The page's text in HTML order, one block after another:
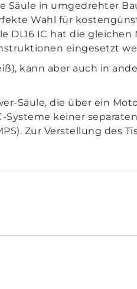
Säule in umgedrehter
Wahl für
DL16 IC hat die
eingesetzt
kann aber auch in
Säule, die über ein
Systeme keiner
Zur Verstellung des